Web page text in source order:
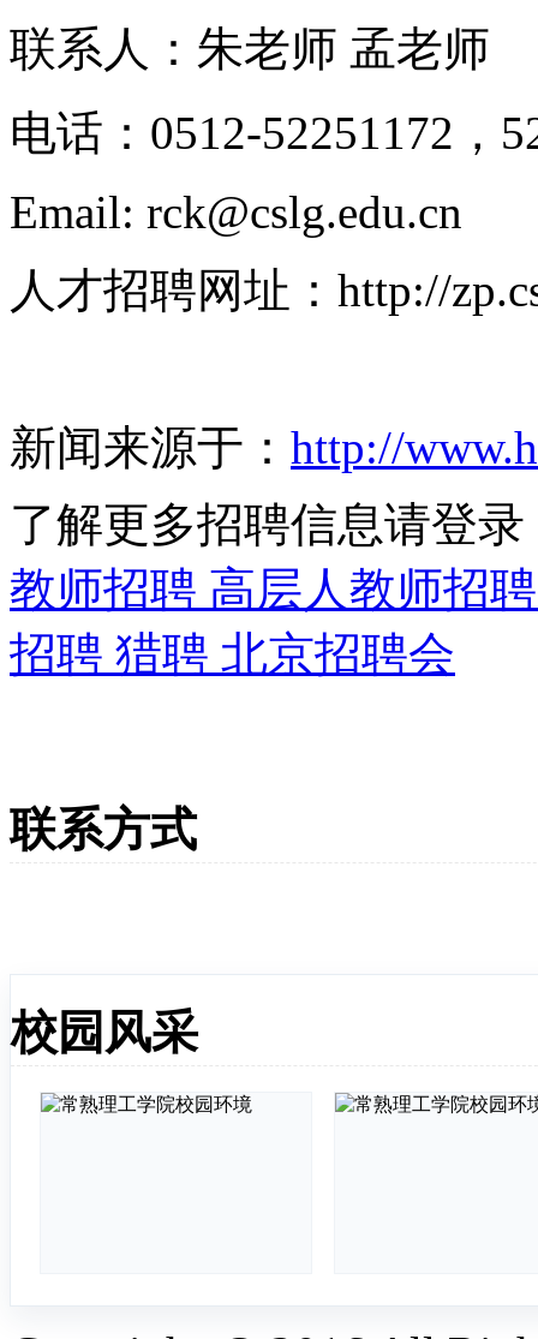
联系人：朱老师 孟老师
电话：0512-52251172，
Email: rck@cslg.edu.cn
人才招聘网址：http://
新闻来源于： http://
了解更多招聘信息请登录
教师招聘 高层人教师招
招聘 猎聘 北京招聘会
联系方式
校园风采